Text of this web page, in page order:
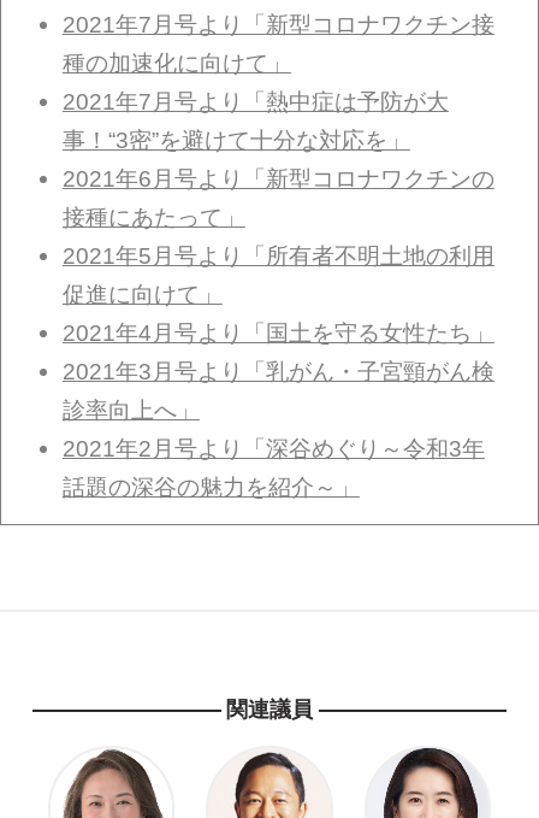
2021年7月号より「新型コロナワクチン接
種の加速化に向けて」
2021年7月号より「熱中症は予防が大
事！“3密”を避けて十分な対応を」
2021年6月号より「新型コロナワクチンの
接種にあたって」
2021年5月号より「所有者不明土地の利用
促進に向けて」
2021年4月号より「国土を守る女性たち」
2021年3月号より「乳がん・子宮頸がん検
診率向上へ」
2021年2月号より「深谷めぐり～令和3年
話題の深谷の魅力を紹介～」
関連議員